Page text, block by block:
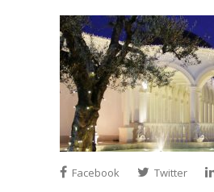
Facebook Twitter